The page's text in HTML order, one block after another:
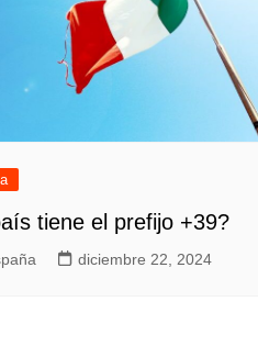
tiene el prefijo +39?
diciembre 22, 2024